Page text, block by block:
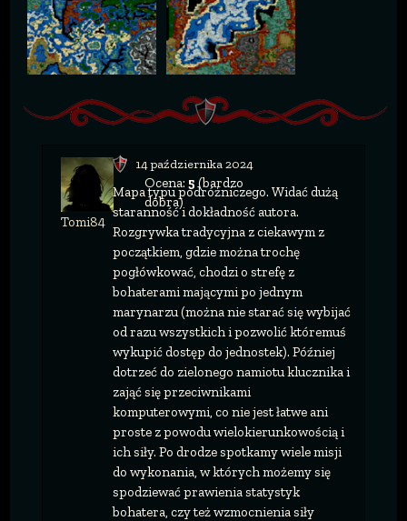
Tomi84
14 października 2024
Ocena: 5(bardzo
dobra)
Mapa typu podróżniczego. Widać dużą
staranność i dokładność autora.
Rozgrywka tradycyjna z ciekawym z
początkiem, gdzie można trochę
pogłówkować, chodzi o strefę z
bohaterami mającymi po jednym
marynarzu (można nie starać się wybijać
od razu wszystkich i pozwolić któremuś
wykupić dostęp do jednostek). Później
dotrzeć do zielonego namiotu klucznika i
zająć się przeciwnikami
komputerowymi, co nie jest łatwe ani
proste z powodu wielokierunkowością i
ich siły. Po drodze spotkamy wiele misji
do wykonania, w których możemy się
spodziewać prawienia statystyk
bohatera, czy też wzmocnienia siły